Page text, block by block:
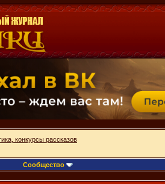
конкурсы рассказов
Сообщество